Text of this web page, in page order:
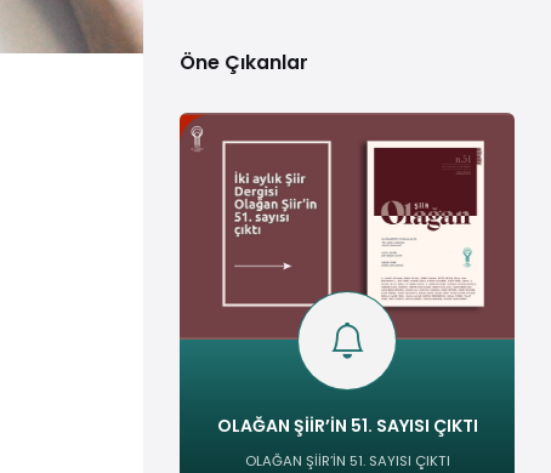
Öne Çıkanlar
OLAĞAN ŞİİR’İN 51. SAYISI ÇIKTI
OLAĞAN ŞİİR’İN 51. SAYISI ÇIKTI